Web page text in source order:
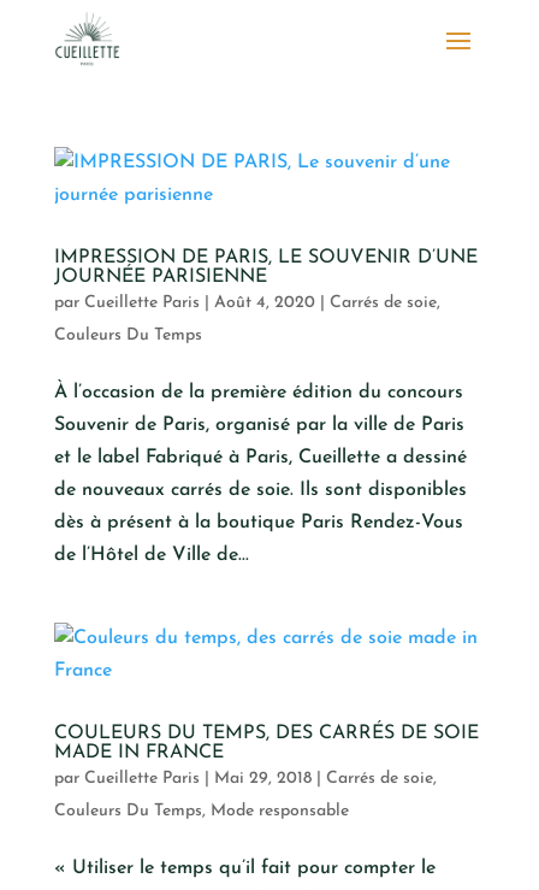
IMPRESSION DE PARIS, LE SOUVENIR D’UNE
JOURNÉE PARISIENNE
par Cueillette Paris Août 4, 2020| Carrés de soie,
Couleurs Du Temps
À l’occasion de la première édition du concours
Souvenir de Paris, organisé par la ville de Paris
et le label Fabriqué à Paris, Cueillette a dessiné
de nouveaux carrés de soie. Ils sont disponibles
dès à présent à la boutique Paris Rendez-Vous
de l’Hôtel de Ville de...
COULEURS DU TEMPS, DES CARRÉS DE SOIE
MADE IN FRANCE
par Cueillette Paris Mai 29, 2018| Carrés de soie,
Couleurs Du Temps, Mode responsable
« Utiliser le temps qu’il fait pour compter le